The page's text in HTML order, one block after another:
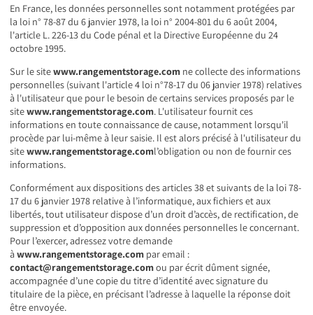
En France, les données personnelles sont notamment protégées par
la loi n° 78-87 du 6 janvier 1978, la loi n° 2004-801 du 6 août 2004,
l'article L. 226-13 du Code pénal et la Directive Européenne du 24
octobre 1995.
Sur le sitewww.rangementstorage.com ne collecte des informations
personnelles (suivant l'article 4 loi n°78-17 du 06 janvier 1978) relatives
à l'utilisateur que pour le besoin de certains services proposés par le
sitewww.rangementstorage.com. L'utilisateur fournit ces
informations en toute connaissance de cause, notamment lorsqu'il
procède par lui-même à leur saisie. Il est alors précisé à l'utilisateur du
sitewww.rangementstorage.coml’obligation ou non de fournir ces
informations.
Conformément aux dispositions des articles 38 et suivants de la loi 78-
17 du 6 janvier 1978 relative à l’informatique, aux fichiers et aux
libertés, tout utilisateur dispose d’un droit d’accès, de rectification, de
suppression et d’opposition aux données personnelles le concernant.
Pour l’exercer, adressez votre demande
àwww.rangementstorage.com par email :
contact@rangementstorage.comou par écrit dûment signée,
accompagnée d’une copie du titre d’identité avec signature du
titulaire de la pièce, en précisant l’adresse à laquelle la réponse doit
être envoyée.